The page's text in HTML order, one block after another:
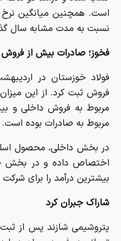
فخوز؛ صادرات بیش از
مربوط به صادرات بوده است.
در بخش داخلی، محصول
اختصاص داده و در بخش
بیشترین درآمد را برای شرکت
شاراک جبران کرد
تومانی در فروردین‌ماه، در
ثبت کرد.